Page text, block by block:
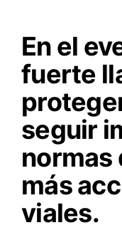
En el
fuerte
seguir
normas
más
viales.